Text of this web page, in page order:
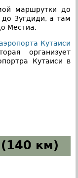
маршрутки до
Зугдиди, а там
Местиа.
Кутаиси
организует
Кутаиси в
км)